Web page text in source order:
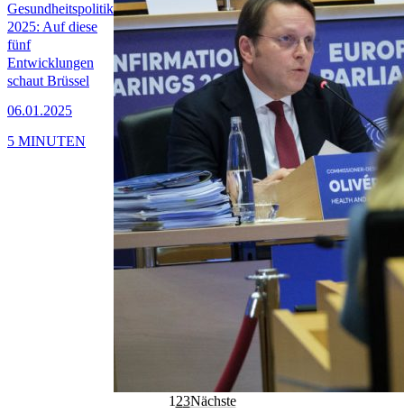
Gesundheitspolitik
2025: Auf diese
fünf
Entwicklungen
schaut Brüssel
06.01.2025
5 MINUTEN
1 23Nächste